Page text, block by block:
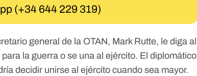
(+34 644 229 319)
general de la OTAN, Mark Rutte, le diga al
la guerra o se una al ejército. El diplomático
decidir unirse al ejército cuando sea mayor.